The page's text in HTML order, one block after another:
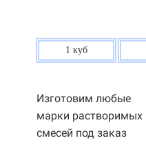
1 куб
Изготовим любые
марки растворимых
смесей под заказ